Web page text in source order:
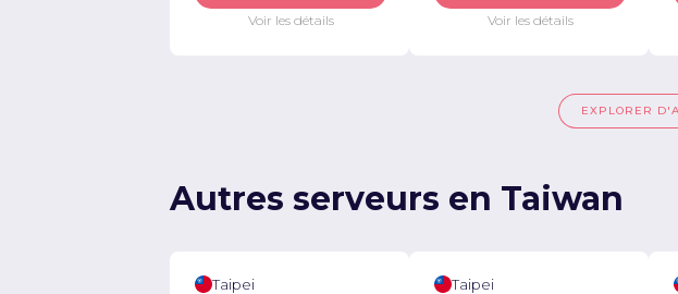
Voir les détails Voir les détails
EXPLORER
Autres serveurs en Taiwan
Taipei Taipei